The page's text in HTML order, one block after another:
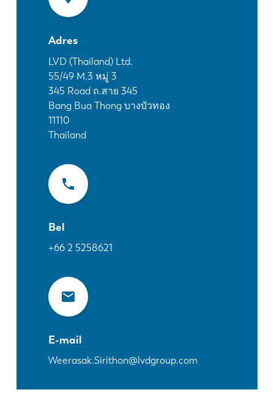
Adres
LVD (Thailand) Ltd.
55/49 M.3 หมู่ 3
345 Road ถ.สาย 345
Bang Bua Thong บางบัวทอง
11110
Thailand
Bel
+66 2 5258621
E-mail
Weerasak.Sirithon@lvdgroup.com
Ontdek LVD
Klantenverhalen
Kenniscentrum
Sectoren en oplossingen